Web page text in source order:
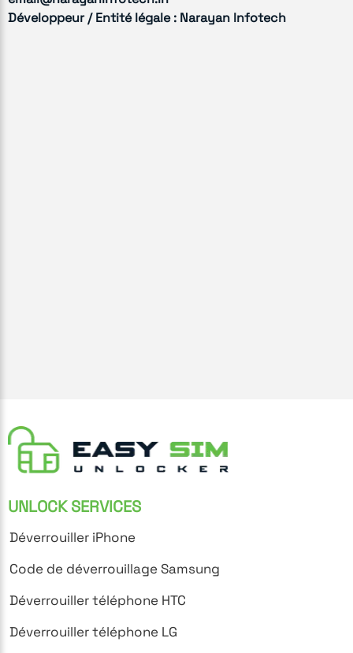
Développeur / Entité légale : Narayan Infotech
UNLOCK SERVICES
Déverrouiller iPhone
Code de déverrouillage Samsung
Déverrouiller téléphone HTC
Déverrouiller téléphone LG